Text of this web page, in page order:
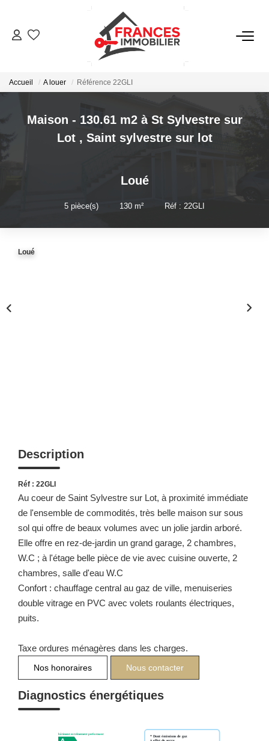
GESTION LOCATIVE
NOTRE AGENCE
Accueil A louer Référence 22GLI
Maison - 130.61 m2 à St Sylvestre sur
Lot , Saint sylvestre sur lot
Loué
5 pièce(s) 130 m² Réf : 22GLI
Loué
Description
Réf : 22GLI
Au coeur de Saint Sylvestre sur Lot, à proximité immédiate
de l'ensemble de commodités, très belle maison sur sous
sol qui offre de beaux volumes avec un jolie jardin arboré.
Elle offre en rez-de-jardin un grand garage, 2 chambres,
W.C ; à l'étage belle pièce de vie avec cuisine ouverte, 2
chambres, salle d'eau W.C
Confort : chauffage central au gaz de ville, menuiseries
double vitrage en PVC avec volets roulants électriques,
puits.
Taxe ordures ménagères dans les charges.
Nos honoraires Nous contacter
Diagnostics énergétiques